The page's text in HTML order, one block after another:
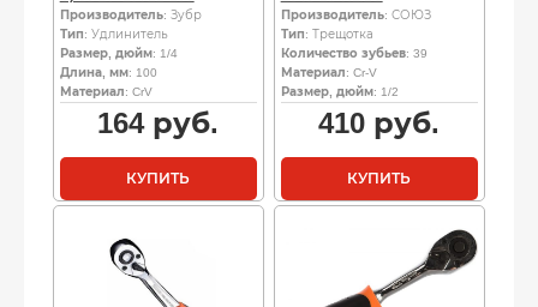
Производитель: Зубр
Тип: Удлинитель
Размер, дюйм: 1/4
Длина, мм: 100
Материал: CrV
164руб.
КУПИТЬ
Производитель: СОЮЗ
Тип: Трещотка
Количество зубьев: 39
Материал: Cr-V
Размер, дюйм: 1/2
410 руб.
КУПИТЬ